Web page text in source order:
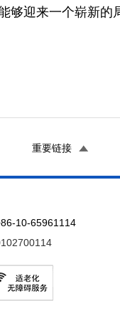
迎来一个崭新的
重要链接
10-65961114